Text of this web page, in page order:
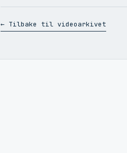
← Tilbake til videoarkivet